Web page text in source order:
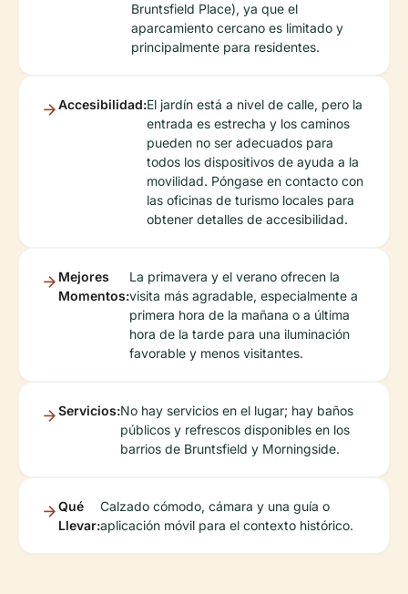
Bruntsfield Place), ya que el
aparcamiento cercano es limitado y
principalmente para residentes.
Accesibilidad:El jardín está a nivel de calle, pero la
entrada es estrecha y los caminos
pueden no ser adecuados para
todos los dispositivos de ayuda a la
movilidad. Póngase en contacto con
las oficinas de turismo locales para
obtener detalles de accesibilidad.
Mejores
Momentos:
La primavera y el verano ofrecen la
visita más agradable, especialmente a
primera hora de la mañana o a última
hora de la tarde para una iluminación
favorable y menos visitantes.
Servicios:No hay servicios en el lugar; hay baños
públicos y refrescos disponibles en los
barrios de Bruntsfield y Morningside.
Qué
Llevar:
Calzado cómodo, cámara y una guía o
aplicación móvil para el contexto histórico.